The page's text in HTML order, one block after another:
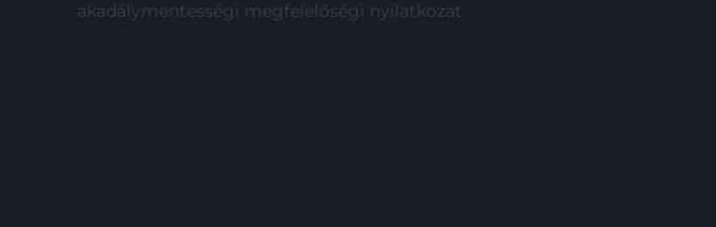
akadálymentességi megfelelőségi nyilatkozat